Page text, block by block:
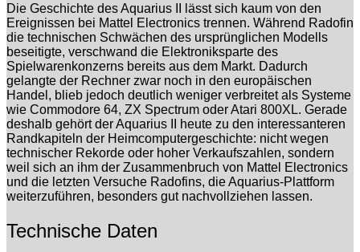
Die Geschichte des Aquarius II lässt sich kaum von den
Ereignissen bei Mattel Electronics trennen. Während Radofin
die technischen Schwächen des ursprünglichen Modells
beseitigte, verschwand die Elektroniksparte des
Spielwarenkonzerns bereits aus dem Markt. Dadurch
gelangte der Rechner zwar noch in den europäischen
Handel, blieb jedoch deutlich weniger verbreitet als Systeme
wie Commodore 64, ZX Spectrum oder Atari 800XL. Gerade
deshalb gehört der Aquarius II heute zu den interessanteren
Randkapiteln der Heimcomputergeschichte: nicht wegen
technischer Rekorde oder hoher Verkaufszahlen, sondern
weil sich an ihm der Zusammenbruch von Mattel Electronics
und die letzten Versuche Radofins, die Aquarius-Plattform
weiterzuführen, besonders gut nachvollziehen lassen.
Technische Daten